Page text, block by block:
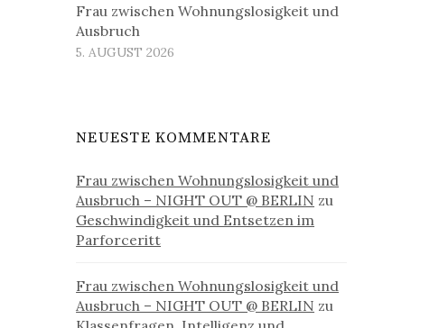
Frau zwischen Wohnungslosigkeit und
Ausbruch
5. AUGUST 2026
NEUESTE KOMMENTARE
Frau zwischen Wohnungslosigkeit und
Ausbruch – NIGHT OUT @ BERLIN zu
Geschwindigkeit und Entsetzen im
Parforceritt
Frau zwischen Wohnungslosigkeit und
Ausbruch – NIGHT OUT @ BERLIN zu